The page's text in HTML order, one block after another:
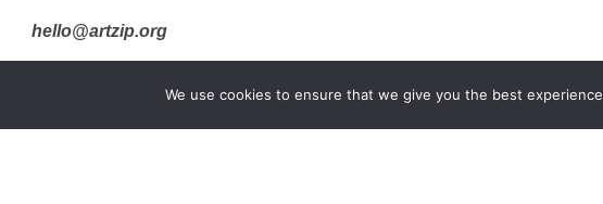
We use cookies to ensure that we give you the best
hello@artzip.org